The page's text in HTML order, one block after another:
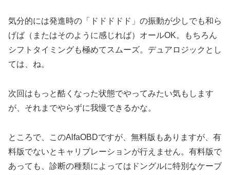
気分的には発進時の「ドドドドド」の振動が少しでも和ら
げば（またはそのように感じれば）オールOK。もちろん
シフトタイミングも極めてスムーズ。デュアロジックとし
ては、ね。
次回はもっと酷くなった状態でやってみたい気もします
が、それまでやらずに我慢できるかな。
ところで、このAlfaOBDですが、無料版もありますが、有
料版でないとキャリブレーションが行えません。有料版で
あっても、診断の種類によってはドングルに特別なケーブ